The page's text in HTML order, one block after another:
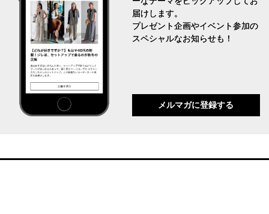
届けします。
プレゼント企画やイベント参加の
スペシャルなお知らせも！
メルマガに登録する